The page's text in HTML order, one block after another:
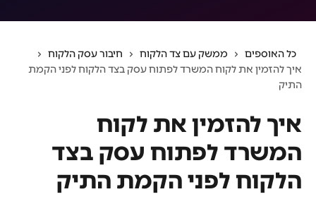
כל האוספים ממשק עם צד הלקוח
חיבור עסק הלקוח
איך להזמין את לקוח המשרד לפתוח עסק בצד הלקוח לפני הקמת
התיק
איך להזמין את לקוח
המשרד לפתוח עסק בצד
הלקוח לפני הקמת התיק